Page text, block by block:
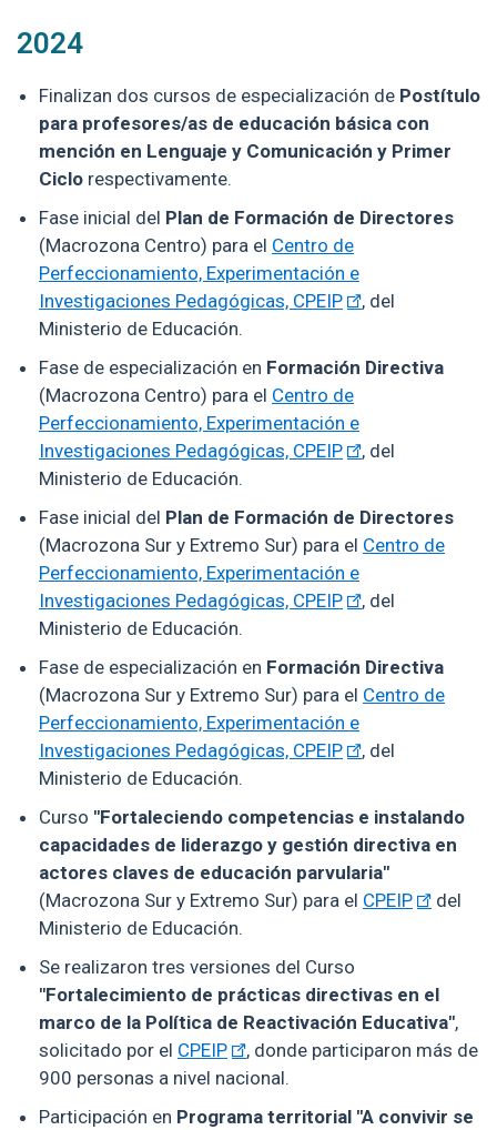
2024
Finalizan dos cursos de especialización de Postítulo
para profesores/as de educación básica con
mención en Lenguaje y Comunicación y Primer
Ciclo respectivamente.
Fase inicial del Plan de Formación de Directores
(Macrozona Centro) para el Centro de
Perfeccionamiento, Experimentación e
Investigaciones Pedagógicas, CPEIP
, del
Ministerio de Educación.
Fase de especialización en Formación Directiva
(Macrozona Centro) para el Centro de
Perfeccionamiento, Experimentación e
Investigaciones Pedagógicas, CPEIP
, del
Ministerio de Educación.
Fase inicial del Plan de Formación de Directores
(Macrozona Sur y Extremo Sur) para el Centro de
Perfeccionamiento, Experimentación e
Investigaciones Pedagógicas, CPEIP
, del
Ministerio de Educación.
Fase de especialización en Formación Directiva
(Macrozona Sur y Extremo Sur) para el Centro de
Perfeccionamiento, Experimentación e
Investigaciones Pedagógicas, CPEIP
, del
Ministerio de Educación.
Curso "Fortaleciendo competencias e instalando
capacidades de liderazgo y gestión directiva en
actores claves de educación parvularia"
(Macrozona Sur y Extremo Sur) para el CPEIP
del
Ministerio de Educación.
Se realizaron tres versiones del Curso
"Fortalecimiento de prácticas directivas en el
marco de la Política de Reactivación Educativa",
solicitado por el CPEIP
, donde participaron más de
900 personas a nivel nacional.
Participación en Programa territorial "A convivir se